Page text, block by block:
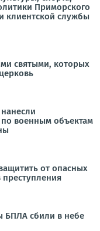
Приморского
клиентской службы
святыми, которых
военным объектам
от опасных
преступления
БПЛА сбили в небе